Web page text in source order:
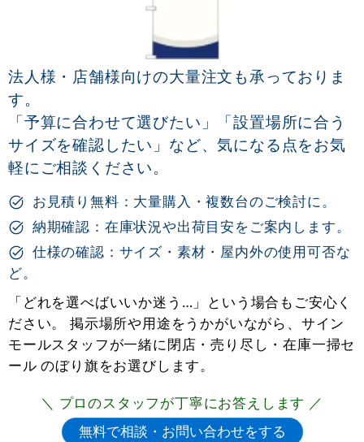
法人様・店舗様向けの大量注文も承っておりま
す。
「予算に合わせて選びたい」「設置場所に合う
サイズを確認したい」など、気になる点をお気
軽にご相談ください。
お見積り無料：大量購入・複数台のご検討に。
納期確認：在庫状況や出荷目安をご案内します。
仕様の確認：サイズ・素材・屋内外の使用可否な
ど。
「どれを選べばいいか迷う…」という場合もご安心く
ださい。 掲示場所や用途をうかがいながら、サイン
モールスタッフが一緒に閉店・売り尽し・在庫一掃セ
ール のぼり旗をお選びします。
＼ プロのスタッフが丁寧にお答えします ／